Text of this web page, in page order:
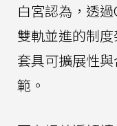
白宮認為，透
雙軌並進的制
套具可擴展性
範。